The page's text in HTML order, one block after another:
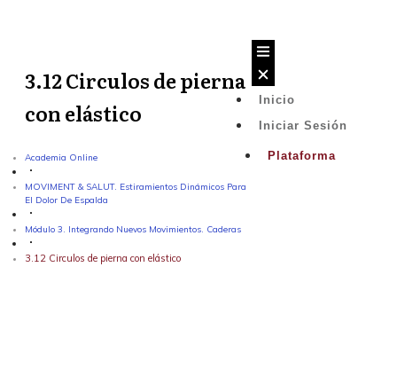
Inicio
Iniciar Sesión
Plataforma
3.12 Circulos de pierna
con elástico
Academia Online
MOVIMENT & SALUT. Estiramientos Dinámicos Para
El Dolor De Espalda
Módulo 3. Integrando Nuevos Movimientos. Caderas
3.12 Circulos de pierna con elástico